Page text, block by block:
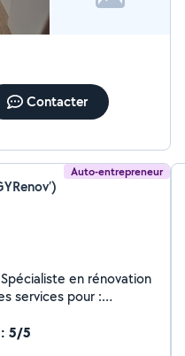
Contacter
Auto-entrepreneur
services pour :
intérieure/ext (porte,
Placo - isolation -
5/5